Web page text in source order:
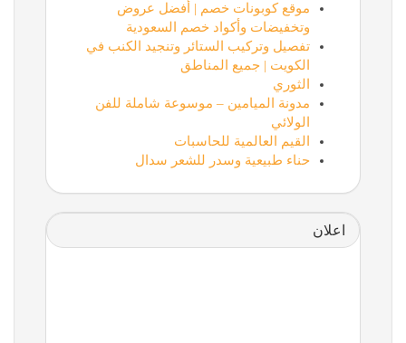
موقع كوبونات خصم | أفضل عروض
وتخفيضات وأكواد خصم السعودية
تفصيل وتركيب الستائر وتنجيد الكنب في
الكويت | جميع المناطق
الثوري
مدونة الميامين – موسوعة شاملة للفن
الولائي
القيم العالمية للحاسبات
حناء طبيعية وسدر للشعر سدال
اعلان